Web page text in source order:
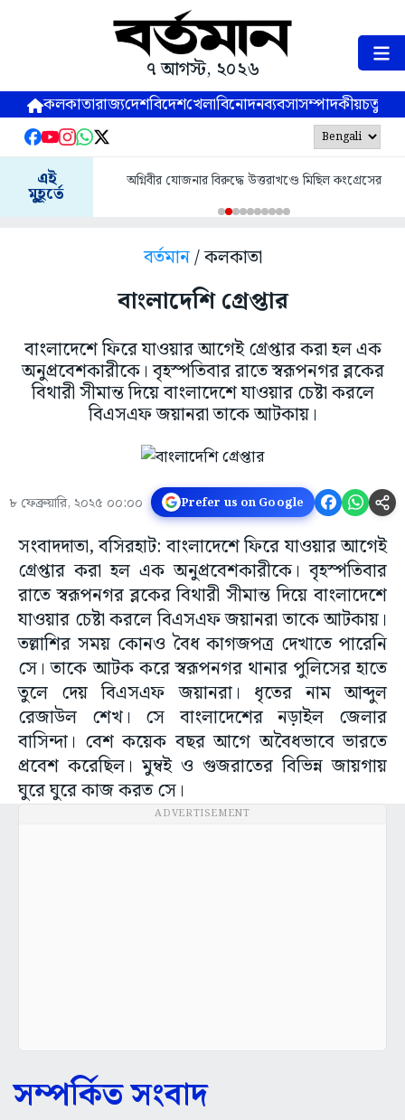
৭ আগস্ট, ২০২৬
কলকাতারাজ্যদেশবিদেশখেলাবিনোদনব্যবসাসম্পাদকীয়
এই
মুহূর্তে
অগ্নিবীর যোজনার বিরুদ্ধে উত্তরাখণ্ডে মিছিল কংগ্রেসের
বর্তমান/ কলকাতা
বাংলাদেশি গ্রেপ্তার
বাংলাদেশে ফিরে যাওয়ার আগেই গ্রেপ্তার করা হল এক
অনুপ্রবেশকারীকে। বৃহস্পতিবার রাতে স্বরূপনগর ব্লকের
বিথারী সীমান্ত দিয়ে বাংলাদেশে যাওয়ার চেষ্টা করলে
বিএসএফ জয়ানরা তাকে আটকায়।
৮ ফেব্রুয়ারি, ২০২৫ ০০:০০ Prefer us on Google
সংবাদদাতা, বসিরহাট: বাংলাদেশে ফিরে যাওয়ার আগেই
গ্রেপ্তার করা হল এক অনুপ্রবেশকারীকে। বৃহস্পতিবার
রাতে স্বরূপনগর ব্লকের বিথারী সীমান্ত দিয়ে বাংলাদেশে
যাওয়ার চেষ্টা করলে বিএসএফ জয়ানরা তাকে আটকায়।
তল্লাশির সময় কোনও বৈধ কাগজপত্র দেখাতে পারেনি
সে। তাকে আটক করে স্বরূপনগর থানার পুলিসের হাতে
তুলে দেয় বিএসএফ জয়ানরা। ধৃতের নাম আব্দুল
রেজাউল শেখ। সে বাংলাদেশের নড়াইল জেলার
বাসিন্দা। বেশ কয়েক বছর আগে অবৈধভাবে ভারতে
প্রবেশ করেছিল। মুম্বই ও গুজরাতের বিভিন্ন জায়গায়
ঘুরে ঘুরে কাজ করত সে।
ADVERTISEMENT
সম্পর্কিত সংবাদ